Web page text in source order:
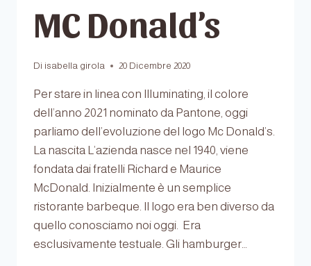
MC Donald’s
Di isabella girola 20 Dicembre 2020
Per stare in linea con Illuminating, il colore
dell’anno 2021 nominato da Pantone, oggi
parliamo dell’evoluzione del logo Mc Donald’s.
La nascita L’azienda nasce nel 1940, viene
fondata dai fratelli Richard e Maurice
McDonald. Inizialmente è un semplice
ristorante barbeque. Il logo era ben diverso da
quello conosciamo noi oggi. Era
esclusivamente testuale. Gli hamburger…